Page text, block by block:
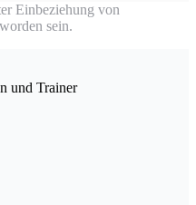
Einbeziehung von
sein.
und Trainer